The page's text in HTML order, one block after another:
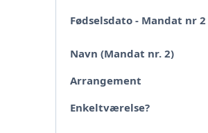
Fødselsdato - Mandat nr 2
Navn (Mandat nr. 2)
Arrangement
Enkeltværelse?